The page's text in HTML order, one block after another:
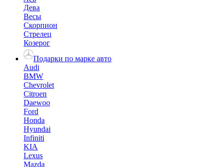
Дева
Весы
Скорпион
Стрелец
Козерог
Подарки по марке авто
Audi
BMW
Chevrolet
Citroen
Daewoo
Ford
Honda
Hyundai
Infiniti
KIA
Lexus
Mazda